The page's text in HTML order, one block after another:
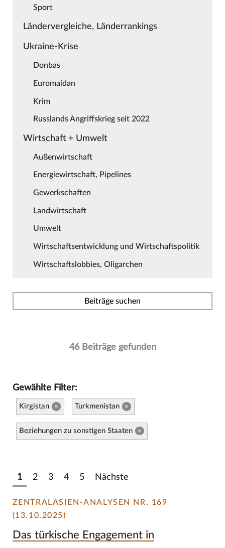
Sport
Ländervergleiche, Länderrankings
Ukraine-Krise
Donbas
Euromaidan
Krim
Russlands Angriffskrieg seit 2022
Wirtschaft + Umwelt
Außenwirtschaft
Energiewirtschaft, Pipelines
Gewerkschaften
Landwirtschaft
Umwelt
Wirtschaftsentwicklung und Wirtschaftspolitik
Wirtschaftslobbies, Oligarchen
Beiträge suchen
46 Beiträge gefunden
Gewählte Filter:
Kirgistan × Turkmenistan ×
Beziehungen zu sonstigen Staaten ×
1 2 3 4 5 Nächste
ZENTRALASIEN-ANALYSEN NR. 169
(13.10.2025)
Das türkische Engagement in